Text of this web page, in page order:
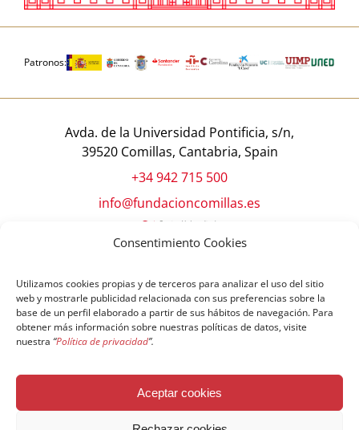
Consentimiento Cookies
Utilizamos cookies propias y de terceros para analizar el uso del sitio
web y mostrarle publicidad relacionada con sus preferencias sobre la
base de un perfil elaborado a partir de sus hábitos de navegación. Para
obtener más información sobre nuestras políticas de datos, visite
nuestra “Política de privacidad”.
Aceptar cookies
Patronos:
Avda. de la Universidad Pontificia, s/n,
39520 Comillas, Cantabria, Spain
+34 942 715 500
info@fundacioncomillas.es
© Copyright Fundación Comillas
Política de cookies
Política de privacidad